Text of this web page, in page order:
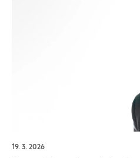
19. 3. 2026